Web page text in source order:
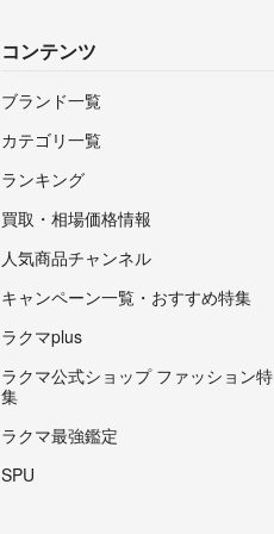
コンテンツ
ブランド一覧
カテゴリ一覧
ランキング
買取・相場価格情報
人気商品チャンネル
キャンペーン一覧・おすすめ特集
ラクマplus
ラクマ公式ショップ ファッション特
集
ラクマ最強鑑定
SPU